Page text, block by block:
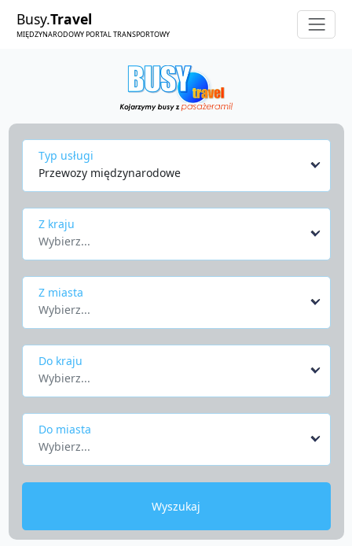
Busy.Travel
MIĘDZYNARODOWY PORTAL TRANSPORTOWY
Typ usługi
Przewozy międzynarodowe
Z kraju
Wybierz...
Z miasta
Wybierz...
Do kraju
Wybierz...
Do miasta
Wybierz...
Wyszukaj